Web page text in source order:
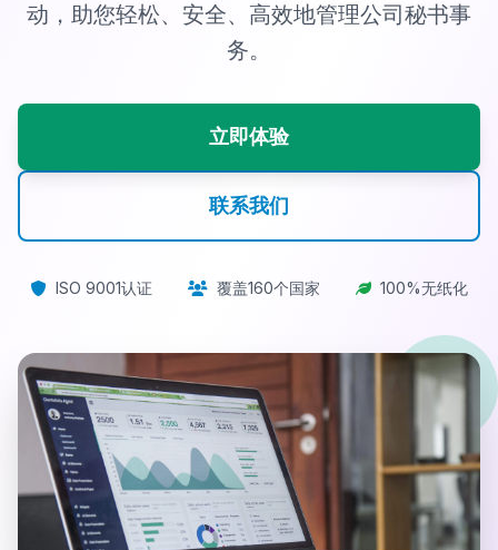
动，助您轻松、安全、高效地管理公司秘书事
务。
立即体验
联系我们
ISO 9001认证 覆盖160个国家 100%无纸化